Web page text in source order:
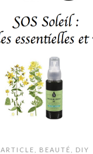
ARTICLE BEAUTÉ DIY